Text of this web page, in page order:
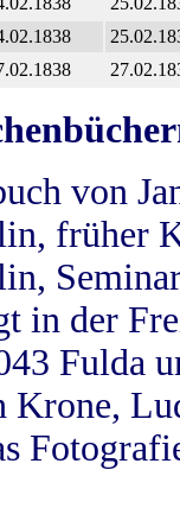
von
früher
in der
Fulda
Krone,